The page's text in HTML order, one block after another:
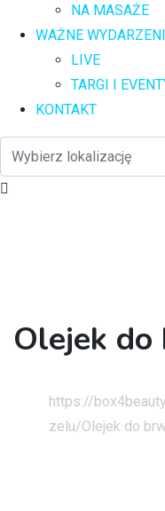
NA MASAŻE
WAŻNE
LIVE
TARGI I
KONTAKT
Olejek
https://
zelu/Olejek do